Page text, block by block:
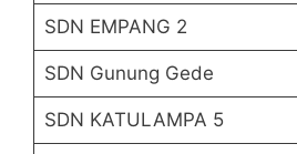
SDN EMPANG 2
SDN Gunung Gede
SDN KATULAMPA 5